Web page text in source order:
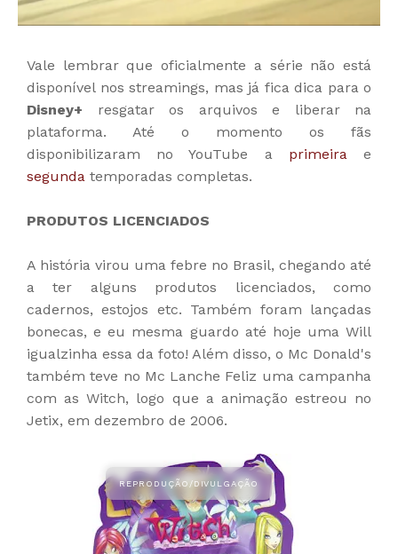
Vale lembrar que oficialmente a série não está
disponível nos streamings, mas já fica dica para o
Disney+ resgatar os arquivos e liberar na
plataforma. Até o momento os fãs
disponibilizaram no YouTube a primeirae
segunda temporadas completas.
PRODUTOS LICENCIADOS
A história virou uma febre no Brasil, chegando até
a ter alguns produtos licenciados, como
cadernos, estojos etc. Também foram lançadas
bonecas, e eu mesma guardo até hoje uma Will
igualzinha essa da foto! Além disso, o Mc Donald's
também teve no Mc Lanche Feliz uma campanha
com as Witch, logo que a animação estreou no
Jetix, em dezembro de 2006.